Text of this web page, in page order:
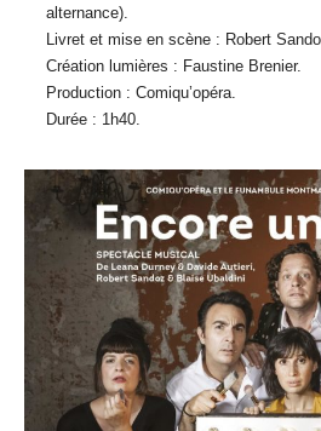
alternance).
Livret et mise en scène : Robert
Création lumières : Faustine Brenier.
Production : Comiqu’opéra.
Durée : 1h40.